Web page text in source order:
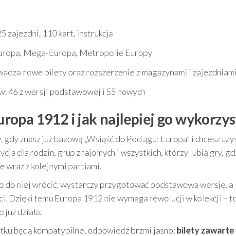
zajezdni, 110 kart, instrukcja
Mega-Europa, Metropolie Europy
nowe bilety oraz rozszerzenie z magazynami i zajezdniami
46 z wersji podstawowej i 55 nowych
1912 i jak najlepiej go
znasz już bazową „Wsiąść do Pociągu: Europa” i chcesz
dla rodzin, grup znajomych i wszystkich, którzy lubią gry,
wraz z kolejnymi partiami.
do niej wrócić: wystarczy przygotować podstawową wersję, a
Dzięki temu Europa 1912 nie wymaga rewolucji w kolekcji –
działa.
będą kompatybilne, odpowiedź brzmi jasno: bilety zawarte